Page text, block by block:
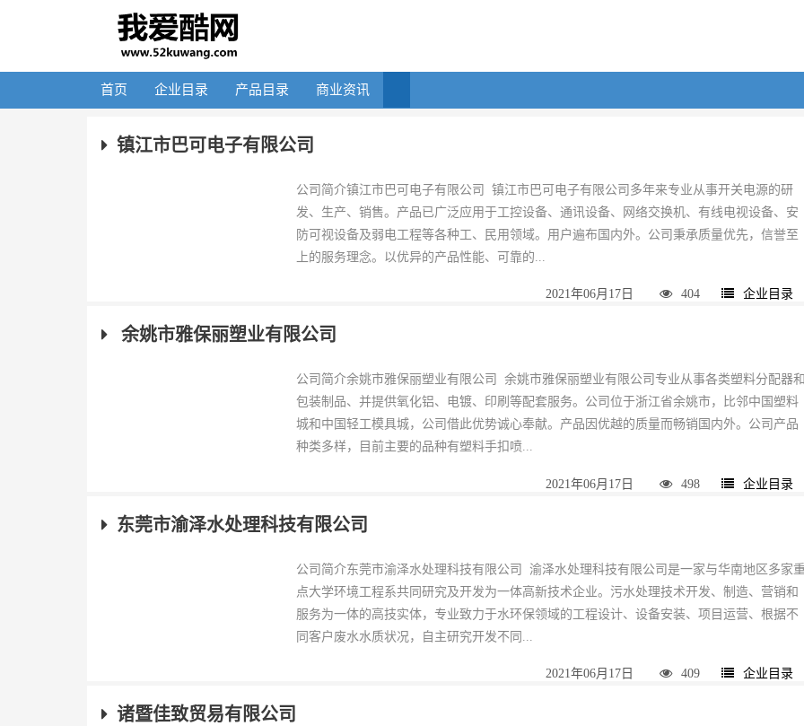
首页 企业目录 产品目录 商业资讯
镇江市巴可电子有限公司
公司简介镇江市巴可电子有限公司 镇江市巴可电子有限公司多年来专业从事开关电源的研
发、生产、销售。产品已广泛应用于工控设备、通讯设备、网络交换机、有线电视设备、安
防可视设备及弱电工程等各种工、民用领域。用户遍布国内外。公司秉承质量优先，信誉至
上的服务理念。以优异的产品性能、可靠的...
2021年06月17日 404 企业目录
余姚市雅保丽塑业有限公司
公司简介余姚市雅保丽塑业有限公司 余姚市雅保丽塑业有限公司专业从事各类塑料分配器
包装制品、并提供氧化铝、电镀、印刷等配套服务。公司位于浙江省余姚市，比邻中国塑料
城和中国轻工模具城，公司借此优势诚心奉献。产品因优越的质量而畅销国内外。公司产品
种类多样，目前主要的品种有塑料手扣喷...
2021年06月17日 498 企业目录
东莞市渝泽水处理科技有限公司
公司简介东莞市渝泽水处理科技有限公司 渝泽水处理科技有限公司是一家与华南地区多家
点大学环境工程系共同研究及开发为一体高新技术企业。污水处理技术开发、制造、营销和
服务为一体的高技实体，专业致力于水环保领域的工程设计、设备安装、项目运营、根据不
同客户废水水质状况，自主研究开发不同...
2021年06月17日 409 企业目录
诸暨佳致贸易有限公司